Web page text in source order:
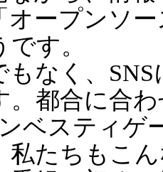
オープンソ
す。
なく、SNS
。都合に合
ベスティゲ
私たちもこ